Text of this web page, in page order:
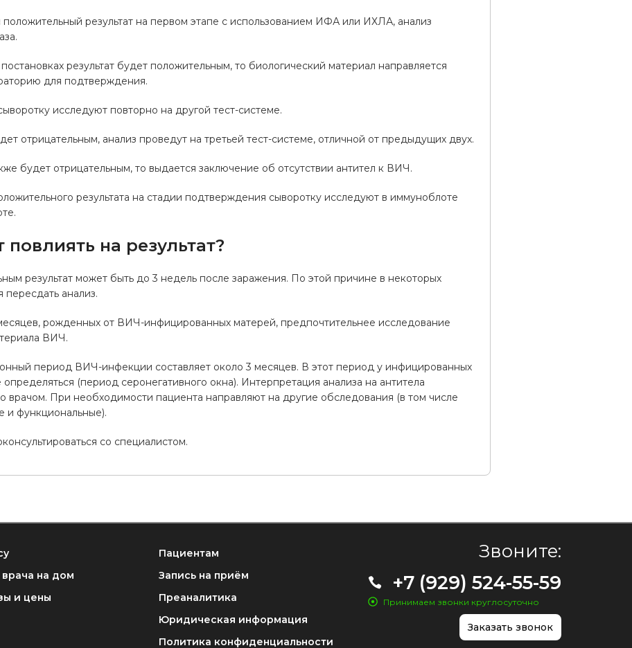
положительный результат на первом этапе с использованием ИФА или ИХЛА, анализ
результат будет положительным, то биологический материал направляется
для подтверждения.
исследуют повторно на другой тест-системе.
отрицательным, анализ проведут на третьей тест-системе, отличной от предыдущих двух.
будет отрицательным, то выдается заключение об отсутствии антител к ВИЧ.
результата на стадии подтверждения сыворотку исследуют в иммуноблоте
на результат?
результат может быть до 3 недель после заражения. По этой причине в некоторых
пересдать анализ.
рожденных от ВИЧ-инфицированных матерей, предпочтительнее исследование
ВИЧ.
период ВИЧ-инфекции составляет около 3 месяцев. В этот период у инфицированных
определяться (период серонегативного окна). Интерпретация анализа на антитела
врачом. При необходимости пациента направляют на другие обследования (в том числе
и функциональные).
со специалистом.
на дом
и цены
Пациентам
Запись на приём
Преаналитика
Юридическая информация
Политика конфиденциальности
Звоните:
+7 (929) 524-55-59
Принимаем звонки круглосуточно
Заказать звонок